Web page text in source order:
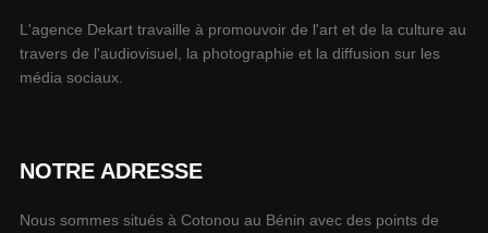
L'agence Dekart travaille à promouvoir de l'art et de la culture au
travers de l'audiovisuel, la photographie et la diffusion sur les
média sociaux.
NOTRE ADRESSE
Nous sommes situés à Cotonou au Bénin avec des points de